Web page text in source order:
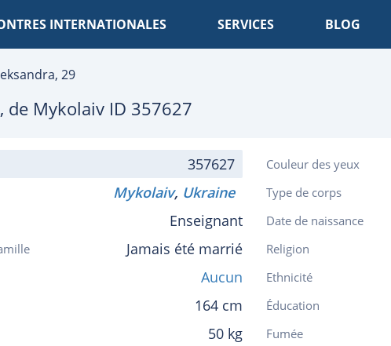
INTERNATIONALES SERVICES BLOG
29
de Mykolaiv ID 357627
357627
Mykolaiv, Ukraine
Enseignant
Jamais été marrié
Aucun
164 cm
50 kg
Couleur des yeux
Type de corps
Date de naissance
Religion
Ethnicité
Éducation
Fumée